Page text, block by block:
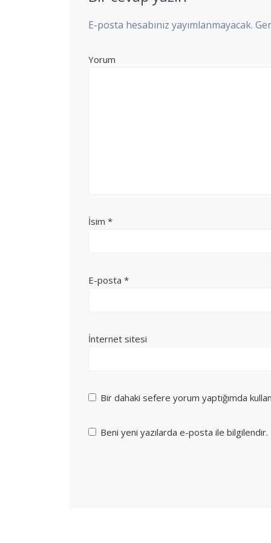
E-posta hesabınız yayımlanmayacak.
Yorum
İsim*
E-posta*
İnternet sitesi
Bir dahaki sefere yorum yaptığımda
Beni yeni yazılarda e-posta ile bilgilendir.